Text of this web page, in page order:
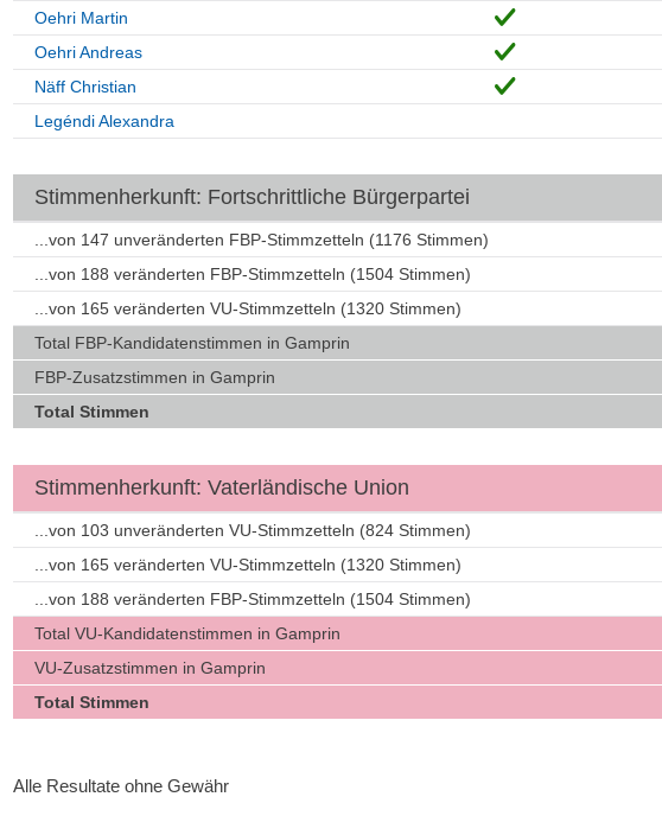
Oehri Martin
Oehri Andreas
Näff Christian
Legéndi Alexandra
Stimmenherkunft: Fortschrittliche Bürgerpartei
...von 147 unveränderten FBP-Stimmzetteln (1176 Stimmen)
...von 188 veränderten FBP-Stimmzetteln (1504 Stimmen)
...von 165 veränderten VU-Stimmzetteln (1320 Stimmen)
Total FBP-Kandidatenstimmen in Gamprin
FBP-Zusatzstimmen in Gamprin
Total Stimmen
Stimmenherkunft: Vaterländische Union
...von 103 unveränderten VU-Stimmzetteln (824 Stimmen)
...von 165 veränderten VU-Stimmzetteln (1320 Stimmen)
...von 188 veränderten FBP-Stimmzetteln (1504 Stimmen)
Total VU-Kandidatenstimmen in Gamprin
VU-Zusatzstimmen in Gamprin
Total Stimmen
Alle Resultate ohne Gewähr